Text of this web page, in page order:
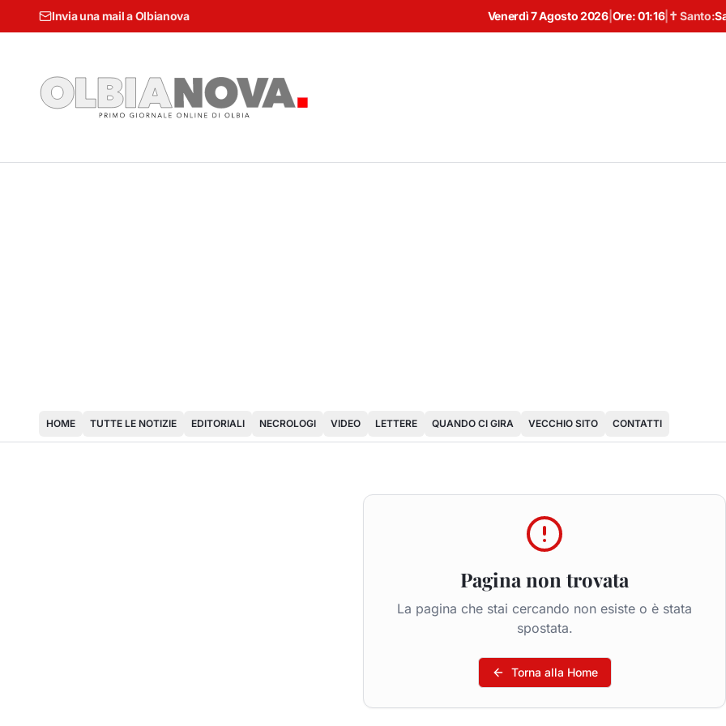
Invia una mail a Olbianova Venerdì 7 Agosto 2026| Ore:01:16| ✝ Santo:
HOME TUTTE LE NOTIZIE EDITORIALI NECROLOGI VIDEO LETTERE QUANDO CI GIRA VECCHIO SITO CONTATTI
Pagina non trovata
La pagina che stai cercando non esiste o è stata
spostata.
Torna alla Home